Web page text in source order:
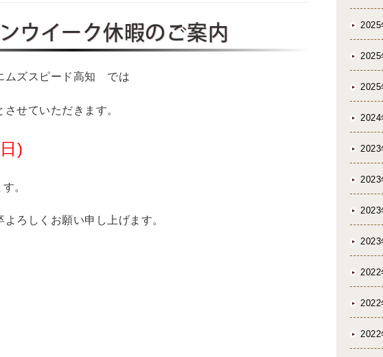
ウイーク休暇のご案内
ズスピード高知 では
せていただきます。
)
。
ろしくお願い申し上げます。
2025
2025
2025
2024
2023
2023
2023
2023
2022
2022
2022